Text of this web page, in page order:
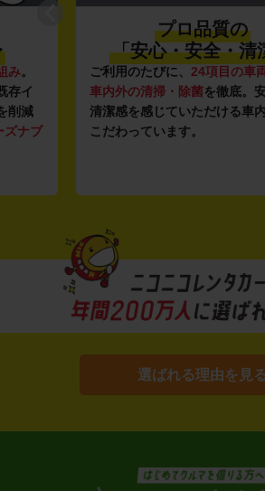
み。
存イ
削減
ズナブ
プロ品質の
「安心・安全・清
ご利用のたびに、 24項目の車
車内外の清掃・除菌を徹底。
清潔感を感じていただける車
こだわっています。
選ばれる理由を見